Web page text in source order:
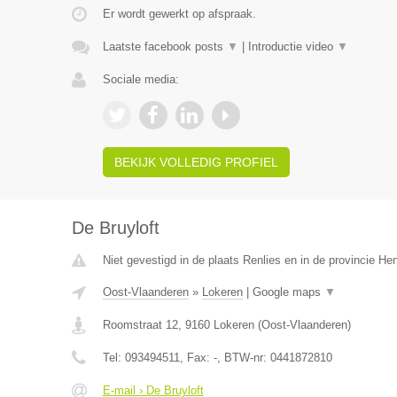
Er wordt gewerkt op afspraak.
Laatste facebook posts ▼ Introductie video ▼
Sociale media:
BEKIJK VOLLEDIG PROFIEL
De Bruyloft
Niet gevestigd in de plaats Renlies en in de provincie
Oost-Vlaanderen» Lokeren| Google maps ▼
Roomstraat 12, 9160 Lokeren(Oost-Vlaanderen)
Tel: 093494511, Fax: -, BTW-nr: 0441872810
E-mail › De Bruyloft